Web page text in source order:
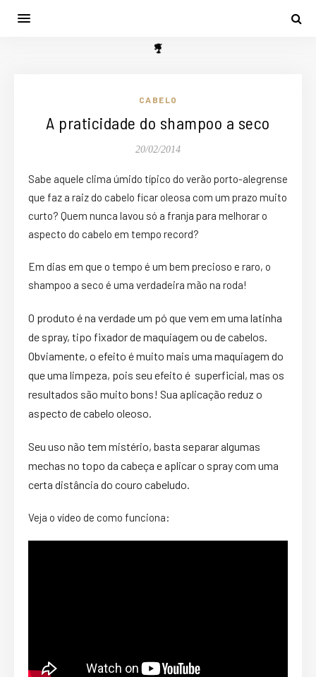
CABELO
A praticidade do shampoo a seco
20/02/2014
Sabe aquele clima úmido típico do verão porto-alegrense
que faz a raiz do cabelo ficar oleosa com um prazo muito
curto? Quem nunca lavou só a franja para melhorar o
aspecto do cabelo em tempo record?
Em dias em que o tempo é um bem precioso e raro, o
shampoo a seco é uma verdadeira mão na roda!
O produto é na verdade um pó que vem em uma latinha
de spray, tipo fixador de maquiagem ou de cabelos.
Obviamente, o efeito é muito mais uma maquiagem do
que uma limpeza, pois seu efeito é superficial, mas os
resultados são muito bons! Sua aplicação reduz o
aspecto de cabelo oleoso.
Seu uso não tem mistério, basta separar algumas
mechas no topo da cabeça e aplicar o spray com uma
certa distância do couro cabeludo.
Veja o vídeo de como funciona: